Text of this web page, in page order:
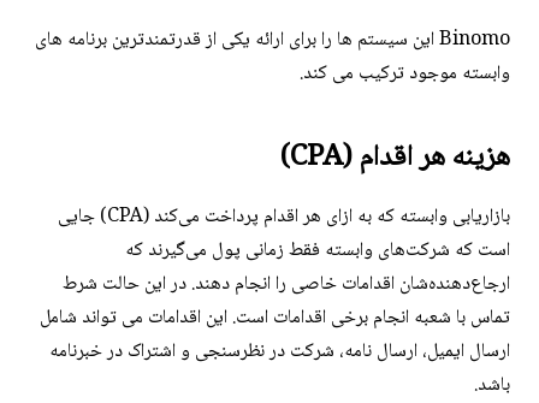
Binomo این سیستم ها را برای ارائه یکی از قدرتمندترین برنامه های
وابسته موجود ترکیب می کند.
هزینه هر اقدام (CPA)
بازاریابی وابسته که به ازای هر اقدام پرداخت می‌کند (CPA) جایی
است که شرکت‌های وابسته فقط زمانی پول می‌گیرند که
ارجاع‌دهنده‌شان اقدامات خاصی را انجام دهند. در این حالت شرط
تماس با شعبه انجام برخی اقدامات است. این اقدامات می تواند شامل
ارسال ایمیل، ارسال نامه، شرکت در نظرسنجی و اشتراک در خبرنامه
باشد.